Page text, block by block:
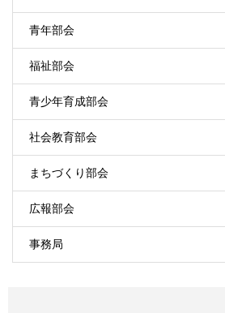
青年部会
福祉部会
青少年育成部会
社会教育部会
まちづくり部会
広報部会
事務局